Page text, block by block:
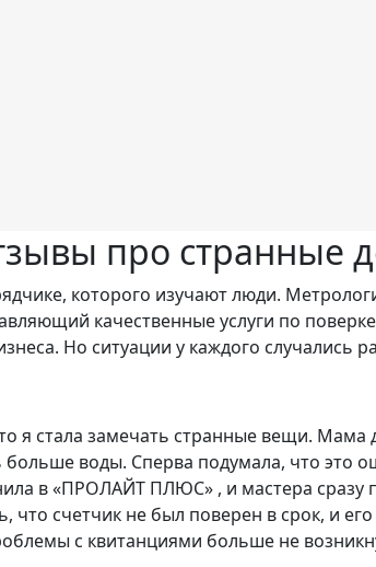
про странные
которого изучают люди.
качественные услуги по
Но ситуации у каждого случались
я стала замечать странные вещи.
воды. Сперва подумала, что это
в «ПРОЛАЙТ ПЛЮС» , и мастера сразу
счетчик не был поверен в срок, и
с квитанциями больше не